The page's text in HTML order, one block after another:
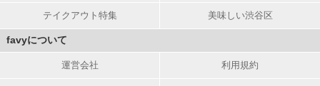
テイクアウト特集 美味しい渋谷区
favyについて
運営会社 利用規約